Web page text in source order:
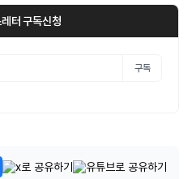
터 구독신청
구독